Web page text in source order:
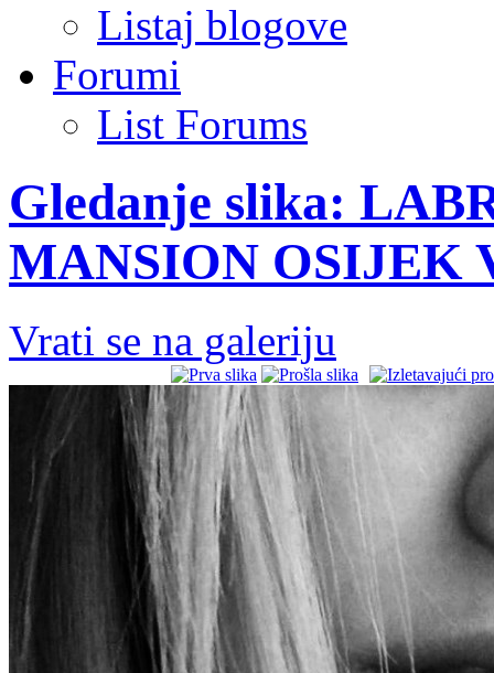
Listaj blogove
Forumi
List Forums
Gledanje slika:
MANSION OSIJEK
Vrati se na galeriju